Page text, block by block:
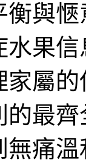
衡與
果
屬
的最
無痛